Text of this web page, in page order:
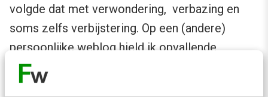
volgde dat met verwondering, verbazing en
soms zelfs verbijstering. Op een (andere)
persoonlijke weblog hield ik opvallende
schommelingen in de traffic bij. Dus ik genoot
van elk linkje vanaf Marketingfacts, Frank-ly,